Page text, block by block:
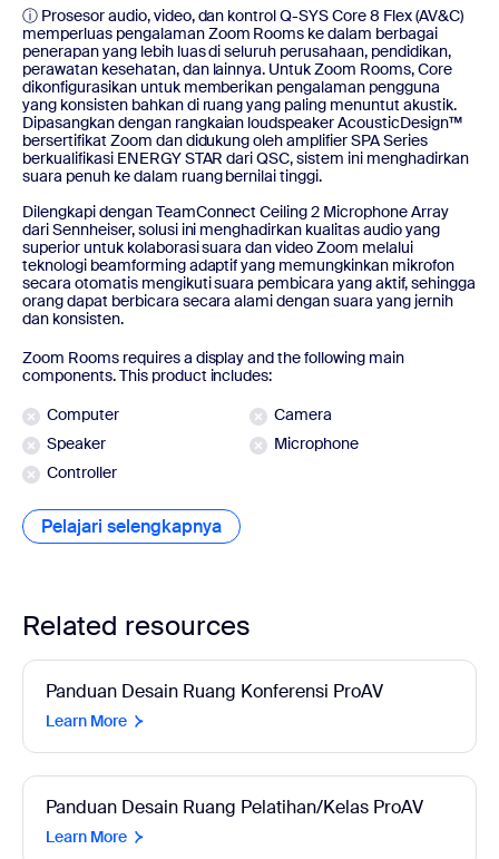
ⓘ Prosesor audio, video, dan kontrol Q-SYS Core 8 Flex (AV&C)
memperluas pengalaman Zoom Rooms ke dalam berbagai
penerapan yang lebih luas di seluruh perusahaan, pendidikan,
perawatan kesehatan, dan lainnya. Untuk Zoom Rooms, Core
dikonfigurasikan untuk memberikan pengalaman pengguna
yang konsisten bahkan di ruang yang paling menuntut akustik.
Dipasangkan dengan rangkaian loudspeaker AcousticDesign™
bersertifikat Zoom dan didukung oleh amplifier SPA Series
berkualifikasi ENERGY STAR dari QSC, sistem ini menghadirkan
suara penuh ke dalam ruang bernilai tinggi.
Dilengkapi dengan TeamConnect Ceiling 2 Microphone Array
dari Sennheiser, solusi ini menghadirkan kualitas audio yang
superior untuk kolaborasi suara dan video Zoom melalui
teknologi beamforming adaptif yang memungkinkan mikrofon
secara otomatis mengikuti suara pembicara yang aktif, sehingga
orang dapat berbicara secara alami dengan suara yang jernih
dan konsisten.
Zoom Rooms requires a display and the following main
components. This product includes:
Computer
Camera
Speaker
Microphone
Controller
Pelajari selengkapnya Pelajari selengkapnya
Related resources
Panduan Desain Ruang Konferensi ProAV
Learn More
Panduan Desain Ruang Pelatihan/Kelas ProAV
Learn More